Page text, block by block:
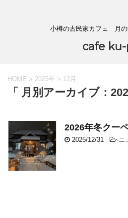
小樽の古民家カフェ 月の
cafe
HOME > 2025年 > 12月
「 月別アーカイブ：
2026年冬クー
2025/12/31 -ニ